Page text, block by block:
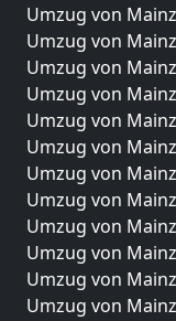
Umzug von
Umzug von
Umzug von
Umzug von
Umzug von
Umzug von
Umzug von
Umzug von
Umzug von
Umzug von
Umzug von
Umzug von